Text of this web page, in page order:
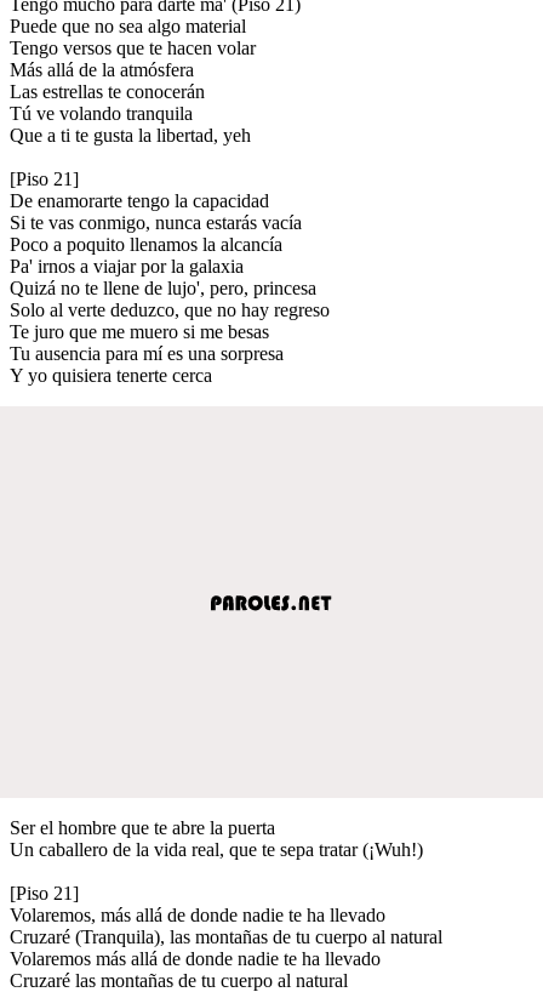
Puede que no sea algo material
Tengo versos que te hacen volar
Más allá de la atmósfera
Las estrellas te conocerán
Tú ve volando tranquila
Que a ti te gusta la libertad, yeh
[Piso 21]
De enamorarte tengo la capacidad
Si te vas conmigo, nunca estarás vacía
Poco a poquito llenamos la alcancía
Pa' irnos a viajar por la galaxia
Quizá no te llene de lujo', pero, princesa
Solo al verte deduzco, que no hay regreso
Te juro que me muero si me besas
Tu ausencia para mí es una sorpresa
Y yo quisiera tenerte cerca
Ser el hombre que te abre la puerta
Un caballero de la vida real, que te sepa tratar (¡Wuh!)
[Piso 21]
Volaremos, más allá de donde nadie te ha llevado
Cruzaré (Tranquila), las montañas de tu cuerpo al natural
Volaremos más allá de donde nadie te ha llevado
Cruzaré las montañas de tu cuerpo al natural